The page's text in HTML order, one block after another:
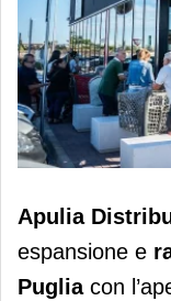
Apulia
rete in
Rossotono
Apulia
espansione e
Pugliacon